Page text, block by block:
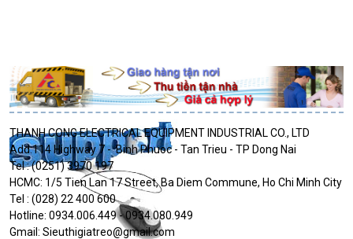
THANH CONG ELECTRICALEQUIPMENT INDUSTRIAL CO., LTD
Add:114 Highway7-BinhPhuoc- Tan Trieu - TP Dong Nai
Tel :(0251) 3970 197
HCMC: 1/5 Tien Lan 17 Street, Ba Diem Commune, Ho Chi Minh City
Tel : (028) 22 400 600
Hotline: 0934.006.449 - 0934.080.949
Gmail: Sieuthigiatreo@gmail.com